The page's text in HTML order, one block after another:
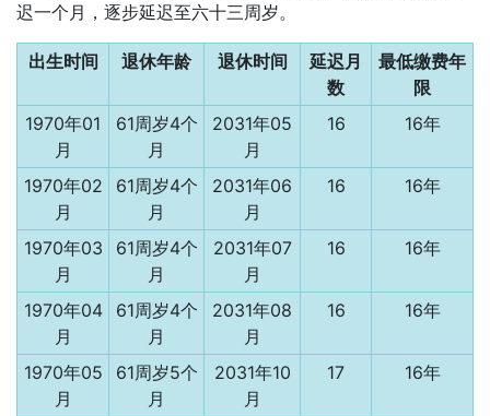
迟一个月，逐步延迟至六十三周岁。
出生时间 退休年龄 退休时间
延迟月
数
最低缴费年
限
1970年01
月
61周岁4个
月
2031年05
月
16 16年
1970年02
月
61周岁4个
月
2031年06
月
16 16年
1970年03
月
61周岁4个
月
2031年07
月
16 16年
1970年04
月
61周岁4个
月
2031年08
月
16 16年
1970年05
月
61周岁5个
月
2031年10
月
17 16年